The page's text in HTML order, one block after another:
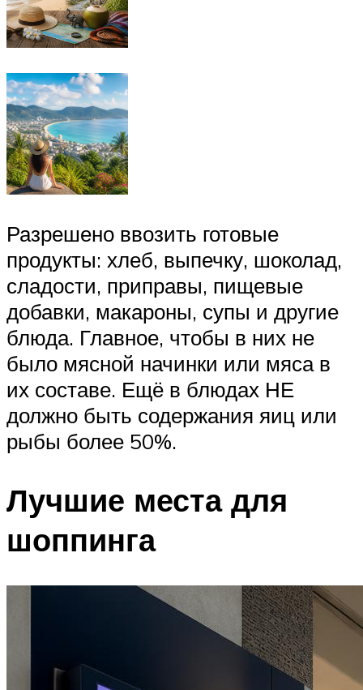
Разрешено ввозить готовые
продукты: хлеб, выпечку, шоколад,
сладости, приправы, пищевые
добавки, макароны, супы и другие
блюда. Главное, чтобы в них не
было мясной начинки или мяса в
их составе. Ещё в блюдах НЕ
должно быть содержания яиц или
рыбы более 50%.
Лучшие места для
шоппинга